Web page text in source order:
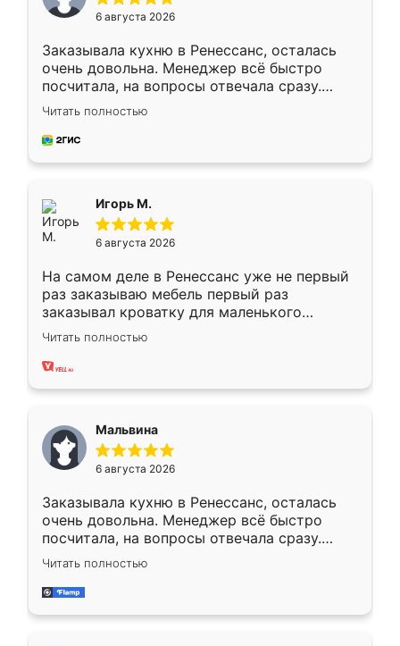
6 августа 2026
Заказывала кухню в Ренессанс, осталась
очень довольна. Менеджер всё быстро
посчитала, на вопросы отвечала сразу.
Замерщик приехал в субботу, подошёл к
делу со всей ответственностью. Собрали
за день, ребята работали аккуратно, даже
Читать полностью
Игорь М.
6 августа 2026
На самом деле в Ренессанс уже не первый
раз заказываю мебель первый раз
заказывал кроватку для маленького
ребёнка при его рождении ,во второй раз
заказал шкаф-купе. По качеству очень
хорошее сборка достаточно быстрая,
меньше, здесь же он более разнообразный.
Мне нравится ,если что-то потребуется из
мебели буду заказывать только здесь.
Читать полностью
Мальвина
6 августа 2026
Заказывала кухню в Ренессанс, осталась
очень довольна. Менеджер всё быстро
посчитала, на вопросы отвечала сразу.
Замерщик приехал в субботу, подошёл к
делу со всей ответственностью. Собрали
за день, ребята работали аккуратно, даже
Читать полностью